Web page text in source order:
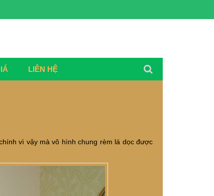
LIÊN HỆ
vì vậy mà vô hình chung rèm lá dọc được